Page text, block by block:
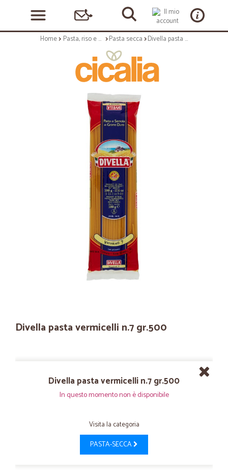
Home Pasta, riso e cerali Pasta secca Divella pasta vermicelli n.7 gr.500
Divella pasta vermicelli n.7 gr.500
Divella pasta vermicelli n.7 gr.500
In questo momento non è disponibile
Visita la categoria
PASTA-SECCA